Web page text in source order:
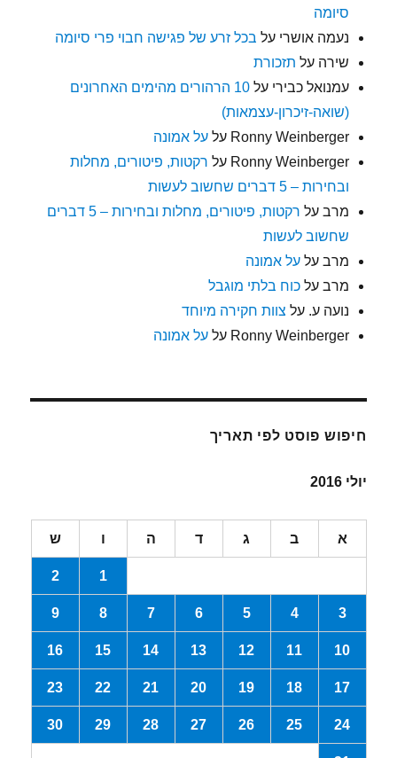
סיומה
נעמה אושרי על בכל זרע של פגישה חבוי פרי סיומה
שירה על תזכורת
עמנואל כבירי על
10 הרהורים מהימים האחרונים
(שואה-זיכרון-עצמאות)
Ronny Weinberger עלעל אמונה
Ronny Weinberger על רקטות, פיטורים, מחלות
ובחירות – 5 דברים שחשוב לעשות
מרב על
רקטות, פיטורים, מחלות ובחירות – 5 דברים
שחשוב לעשות
מרב עלעל אמונה
מרב עלכוח בלתי מוגבל
נועה ע. על צוות חקירה מיוחד
Ronny Weinberger עלעל אמונה
חיפוש פוסט לפי תאריך
יולי 2016
א ב ג ד ה ו ש
1
2
3
4
5
6
7
8
9
10
11
12
13
14
15
16
17
18
19
20
21
22
23
24
25
26
27
28
29
30